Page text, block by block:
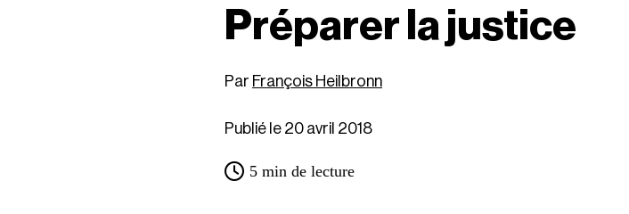
Préparer la justice
François Heilbronn
Publié le 20 avril 2018
5 min de lecture